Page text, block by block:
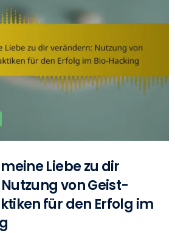
Liebe zu dir
von Geist-
für den Erfolg im